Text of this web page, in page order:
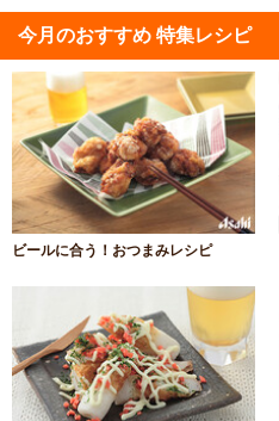
今月のおすすめ 特集レシピ
ビールに合う！おつまみレシピ